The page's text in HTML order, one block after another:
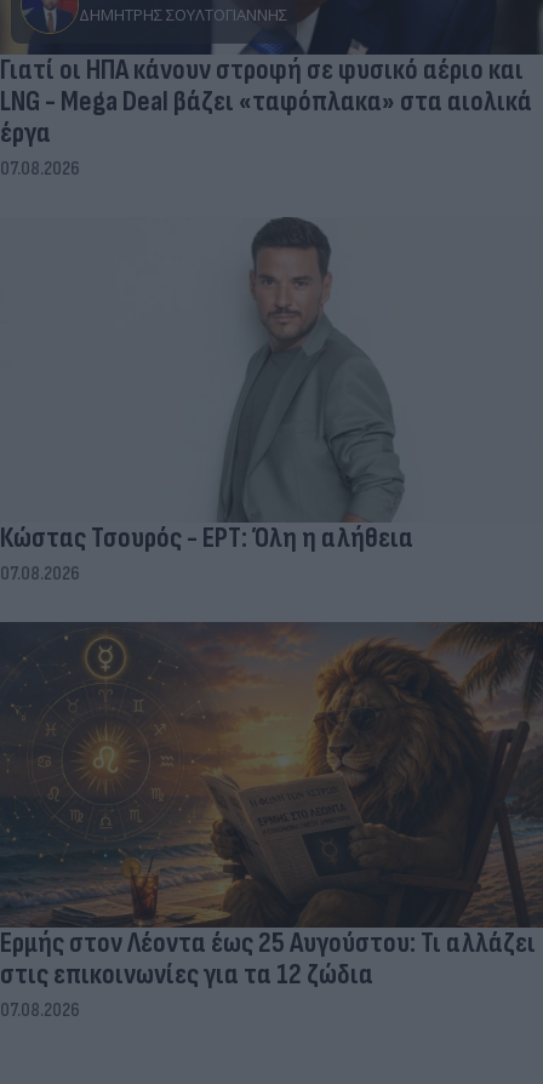
ΔΗΜΉΤΡΗΣ ΣΟΥΛΤΟΓΙΆΝΝΗΣ
Γιατί οι ΗΠΑ κάνουν στροφή σε φυσικό αέριο και
LNG - Mega Deal βάζει «ταφόπλακα» στα αιολικά
έργα
07.08.2026
Κώστας Τσουρός - ΕΡΤ: Όλη η αλήθεια
07.08.2026
Ερμής στον Λέοντα έως 25 Αυγούστου: Τι αλλάζει
στις επικοινωνίες για τα 12 ζώδια
07.08.2026